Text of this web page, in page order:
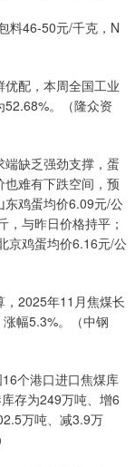
46-50元/千克，N
配，本周全国工业
。（隆众资
缺乏强劲支撑，蛋
难有下跌空间，预
东鸡蛋均价6.09元/公
与昨日价格持平；
京鸡蛋均价6.16元/公
2025年11月焦煤长
幅5.3%。（中钢
个港口进口焦煤库
存为249万吨、增6
万吨、减3.9万